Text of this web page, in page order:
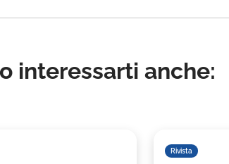
interessarti anche:
Rivista